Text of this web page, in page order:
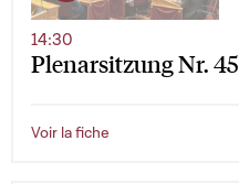
Plenarsitzung Nr. 45
14:30
Voir la fiche